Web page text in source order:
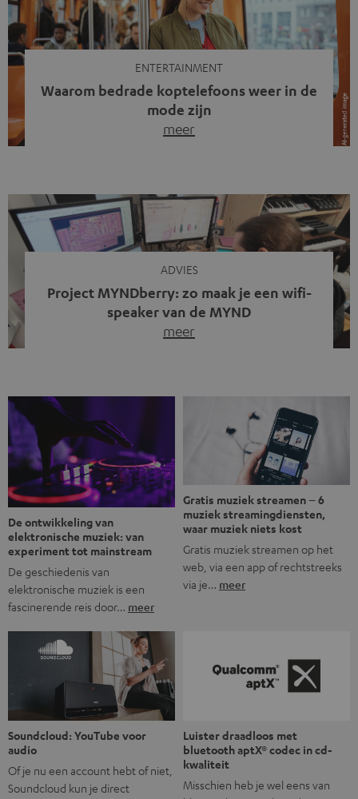
ENTERTAINMENT
Waarom bedrade koptelefoons weer in de
mode zijn
meer
tegenwoordig iets opvallends. Op straat, in de trein en
zelfs tijdens videogesprekken dragen steeds meer
mensen weer oordopjes met een kabel. De angst voor
kabels is niet verdwenen. Maar wat op het eerste […]
ADVIES
Project MYNDberry: zo maak je een wifi-
speaker van de MYND
meer
verder ontwikkelt. In vele uren na werktijd heeft het
team samen gewerkt om de MYND uit te breiden met de
mogelijkheid om via wifi te streamen. […]
De ontwikkeling van
elektronische muziek: van
experiment tot mainstream
De geschiedenis van
elektronische muziek is een
fascinerende reis door… meer
Gratis muziek streamen – 6
muziek streamingdiensten,
waar muziek niets kost
Gratis muziek streamen op het
web, via een app of rechtstreeks
via je… meer
Soundcloud: YouTube voor
audio
Of je nu een account hebt of niet,
Soundcloud kun je direct
Luister draadloos met
bluetooth aptX® codec in cd-
kwaliteit
Misschien heb je wel eens van